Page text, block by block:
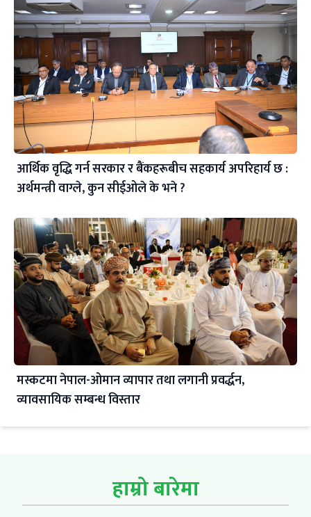
आर्थिक वृद्धि गर्न सरकार र बैंकहरूबीच सहकार्य अपरिहार्य छ :
अर्थमन्त्री वाग्ले, कुन सीईओले के भने ?
मस्कटमा नेपाल-ओमान व्यापार तथा लगानी प्रवर्द्धन,
व्यावसायिक सम्बन्ध विस्तार
हाम्रो बारेमा